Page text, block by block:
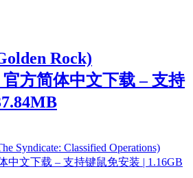
Rock)
官方简体中文下载 – 支持